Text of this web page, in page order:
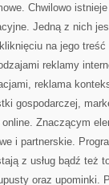
Chwilowo
Jedną z nich
na jego
reklamy
reklama
gospodarczej,
Znaczącym
i partnerskie.
z usług bądź też
oraz upominki.